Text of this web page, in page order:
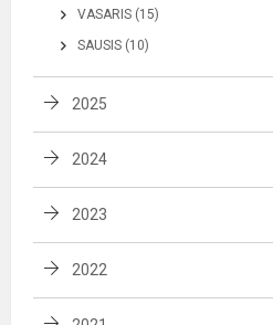
VASARIS (15)
SAUSIS (10)
2025
2024
2023
2022